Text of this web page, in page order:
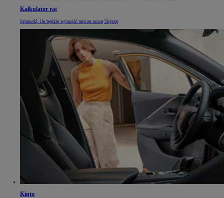
Kalkulator rat
Sprawdź, ile będzie wynosić rata za nową Toyotę
Kinto